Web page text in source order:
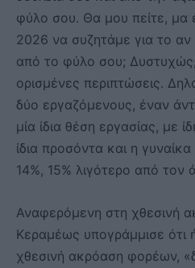
φύλο σου. Θα μου πείτε, μα
2026 να συζητάμε για το αν
από το φύλο σου;
ορισμένες περιπτώσεις.
δύο εργαζόμενους, έναν
μία ίδια θέση εργασίας, με
ίδια προσόντα και η
14%, 15% λιγότερο από τον
Αναφερόμενη στη χθεσινή
Κεραμέως υπογράμμισε ότι
χθεσινή ακρόαση φορέων,